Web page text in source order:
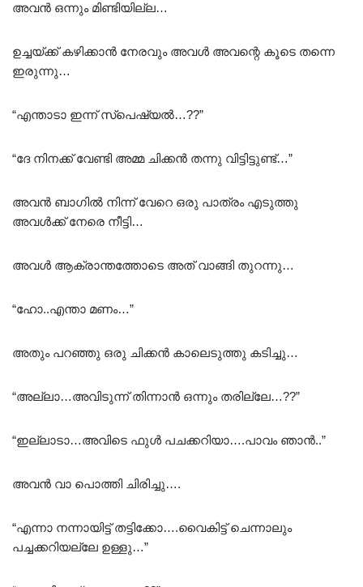
അവൻ ഒന്നും മിണ്ടിയില്ല…
ഉച്ചയ്ക്ക് കഴിക്കാൻ നേരവും അവൾ അവന്റെ കൂടെ തന്നെ
ഇരുന്നു…
“എന്താടാ ഇന്ന് സ്പെഷ്യൽ…??”
“ദേ നിനക്ക് വേണ്ടി അമ്മ ചിക്കൻ തന്നു വിട്ടിട്ടുണ്ട്…”
അവൻ ബാഗിൽ നിന്ന് വേറെ ഒരു പാത്രം എടുത്തു
അവൾക്ക് നേരെ നീട്ടി…
അവൾ ആക്രാന്തത്തോടെ അത് വാങ്ങി തുറന്നു…
“ഹോ..എന്താ മണം…”
അതും പറഞ്ഞു ഒരു ചിക്കൻ കാലെടുത്തു കടിച്ചു…
“അല്ലാ…അവിടുന്ന് തിന്നാൻ ഒന്നും തരില്ലേ…??”
“ഇല്ലാടാ…അവിടെ ഫുൾ പചക്കറിയാ….പാവം ഞാൻ..”
അവൻ വാ പൊത്തി ചിരിച്ചു….
“എന്നാ നന്നായിട്ട് തട്ടിക്കോ….വൈകിട്ട് ചെന്നാലും
പച്ചക്കറിയല്ലേ ഉള്ളു…”